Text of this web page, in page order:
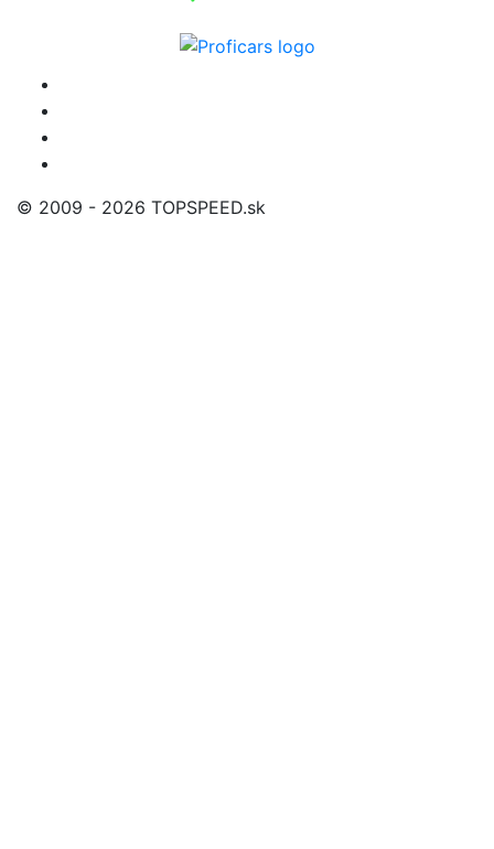
© 2009 - 2026 TOPSPEED.sk